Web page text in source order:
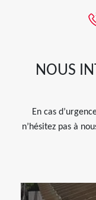
NOUS
En cas
n’hésitez pas à